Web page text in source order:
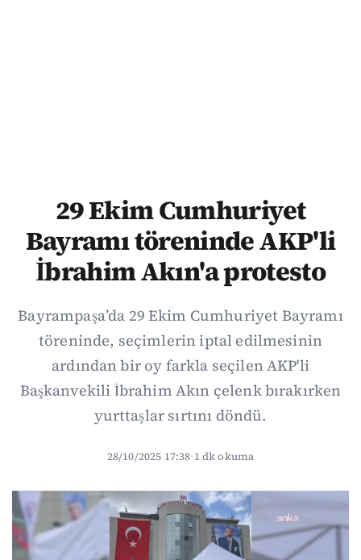
29 Ekim Cumhuriyet
Bayramı töreninde AKP'li
İbrahim Akın'a protesto
Bayrampaşa’da 29 Ekim Cumhuriyet Bayramı
töreninde, seçimlerin iptal edilmesinin
ardından bir oy farkla seçilen AKP'li
Başkanvekili İbrahim Akın çelenk bırakırken
yurttaşlar sırtını döndü.
28/10/2025 17:38·1 dk okuma